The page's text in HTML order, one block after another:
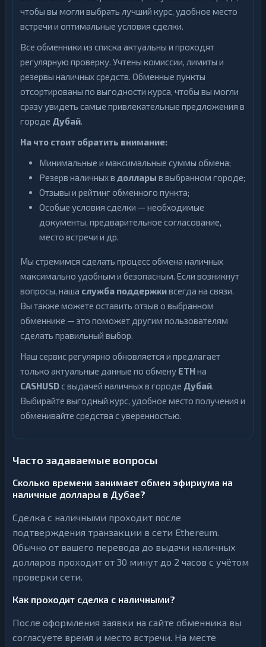
чтобы вы могли выбрать лучший курс, удобное место
встречи и оптимальные условия сделки.
Все обменники из списка актуальны и проходят
регулярную проверку. Учтены комиссии, лимиты и
резервы наличных средств. Обменные пункты
отсортированы по выгодности курса, чтобы вы могли
сразу увидеть самые привлекательные предложения в
городе Дубай.
На что стоит обратить внимание:
Минимальные и максимальные суммы обмена;
Резерв наличных в доллары в выбранном городе;
Отзывы и рейтинг обменного пункта;
Особые условия сделки — необходимые
документы, предварительное согласование,
место встречи и др.
Мы стремимся сделать процесс обмена наличных
максимально удобным и безопасным. Если возникнут
вопросы, наша служба поддержкивсегда на связи.
Вы также можете оставить отзыв о выбранном
обменнике — это поможет другим пользователям
сделать правильный выбор.
Наш сервис регулярно обновляется и предлагает
только актуальные данные по обмену ETHна
CASHUSDс выдачей наличных в городе Дубай.
Выбирайте выгодный курс, удобное место получения и
обменивайте средства с уверенностью.
Часто задаваемые вопросы
Сколько времени занимает обмен эфириума на
наличные доллары в Дубае?
Сделка с наличными проходит после
подтверждения транзакции в сети Ethereum.
Обычно от вашего перевода до выдачи наличных
долларов проходит от 30 минут до 2 часов с учётом
проверки сети.
Как проходит сделка с наличными?
После оформления заявки на сайте обменника вы
согласуете время и место встречи. На месте